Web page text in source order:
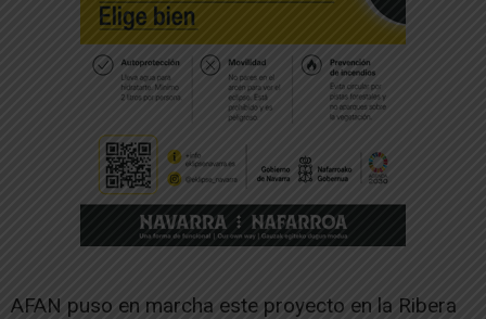
AFAN puso en marcha este proyecto en la Ribera